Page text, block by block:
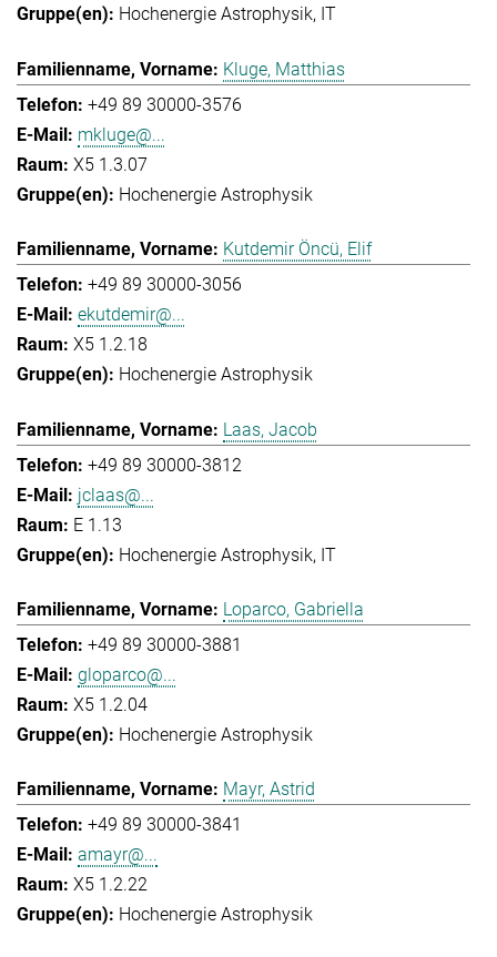
Hochenergie Astrophysik IT
Kluge, Matthias
+49 89 30000-3576
mkluge@...
X5 1.3.07
Hochenergie Astrophysik
Kutdemir Öncü, Elif
+49 89 30000-3056
ekutdemir@...
X5 1.2.18
Hochenergie Astrophysik
Laas, Jacob
+49 89 30000-3812
jclaas@...
E 1.13
Hochenergie Astrophysik IT
Loparco, Gabriella
+49 89 30000-3881
gloparco@...
X5 1.2.04
Hochenergie Astrophysik
Mayr, Astrid
+49 89 30000-3841
amayr@...
X5 1.2.22
Hochenergie Astrophysik